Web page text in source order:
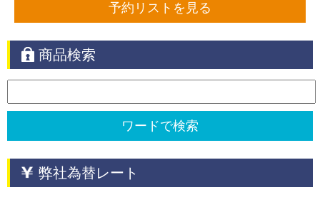
予約リストを見る
商品検索
弊社為替レート